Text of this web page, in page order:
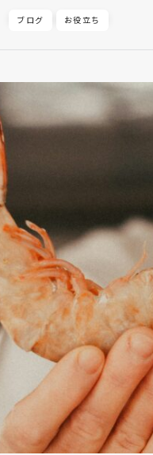
ブログ お役立ち